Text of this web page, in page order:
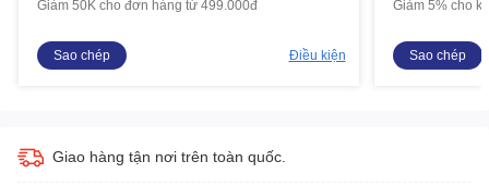
Giảm 50K cho đơn hàng từ 499.000đ
Sao chép Điều kiện
Giảm 5% cho
Sao chép
Giao hàng tận nơi trên toàn quốc.